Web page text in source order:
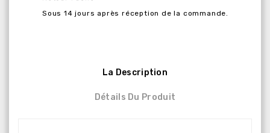
Sous 14 jours après réception de la commande.
La Description
Détails Du Produit